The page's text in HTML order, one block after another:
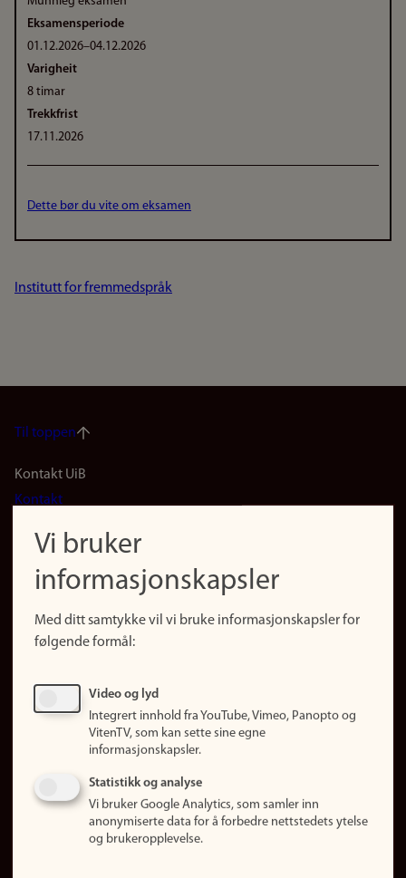
Eksamensperiode
01.12.2026–04.12.2026
Varigheit
8 timar
Trekkfrist
17.11.2026
Dette bør du vite om eksamen
Institutt for fremmedspråk
Til toppen
Footer
(no)
Kontakt UiB
Kontakt
Finn forsker
Presse
Finn studier
Ledige stillinger
Om nettstedet
Informasjonskapsler
Vi bruker
informasjonskapsler
Med ditt samtykke vil vi bruke informasjonskapsler for
følgende formål:
Video og lyd
Integrert innhold fra YouTube, Vimeo, Panopto og
VitenTV, som kan sette sine egne
informasjonskapsler.
Statistikk og analyse
Vi bruker Google Analytics, som samler inn
anonymiserte data for å forbedre nettstedets ytelse
og brukeropplevelse.